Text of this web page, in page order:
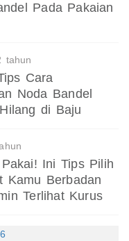
Pada Pakaian
tahun
Cara
Noda Bandel
di Baju
Ini Tips Pilih
Kamu Berbadan
Terlihat Kurus